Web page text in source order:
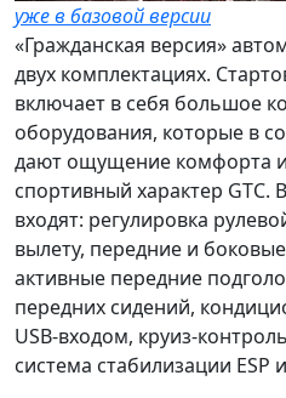
уже в базовой версии
«Гражданская версия»
двух комплектациях.
включает в себя большое
оборудования, которые в
дают ощущение комфорта
спортивный характер GTC.
входят: регулировка
вылету, передние и
активные передние
передних сидений,
USB-входом, круиз-контроль
система стабилизации ESP